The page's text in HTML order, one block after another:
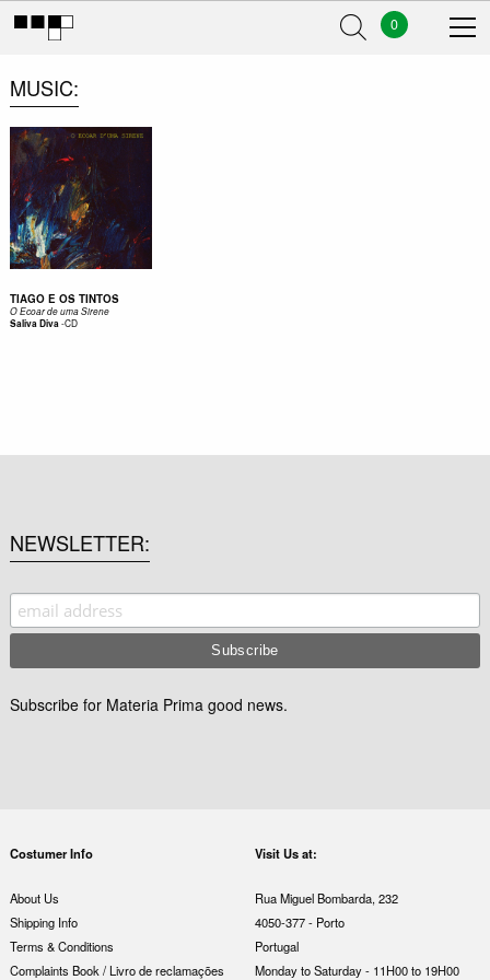
0
MUSIC
TIAGO E OS TINTOS
O Ecoar de uma Sirene
Saliva Diva-CD
NEWSLETTER
Subscribe for Materia Prima good news.
Costumer Info
About Us
Shipping Info
Terms & Conditions
Complaints Book / Livro de reclamações
Visit Us at:
Rua Miguel Bombarda, 232
4050-377 - Porto
Portugal
Monday to Saturday - 11H00 to 19H00